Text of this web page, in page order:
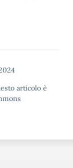
articolo è